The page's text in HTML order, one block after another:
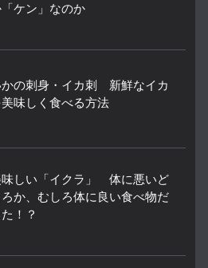
ケン」なのか
かの刺身・イカ刺 新鮮なイカ
美味しく食べる方法
味しい「イクラ」 体に悪いど
ろか、むしろ体に良い食べ物だ
！？